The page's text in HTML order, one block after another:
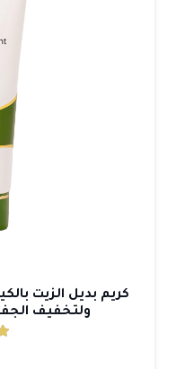
كريم بديل الزيت
ولتخفيف